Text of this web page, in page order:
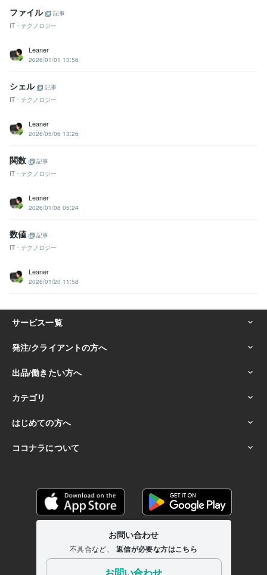
ファイル
記事
IT・テクノロジー
Leaner
2026/01/01 13:56
シェル
記事
IT・テクノロジー
Leaner
2026/05/06 13:26
関数
記事
IT・テクノロジー
Leaner
2026/01/08 05:24
数値
記事
IT・テクノロジー
Leaner
2026/01/20 11:58